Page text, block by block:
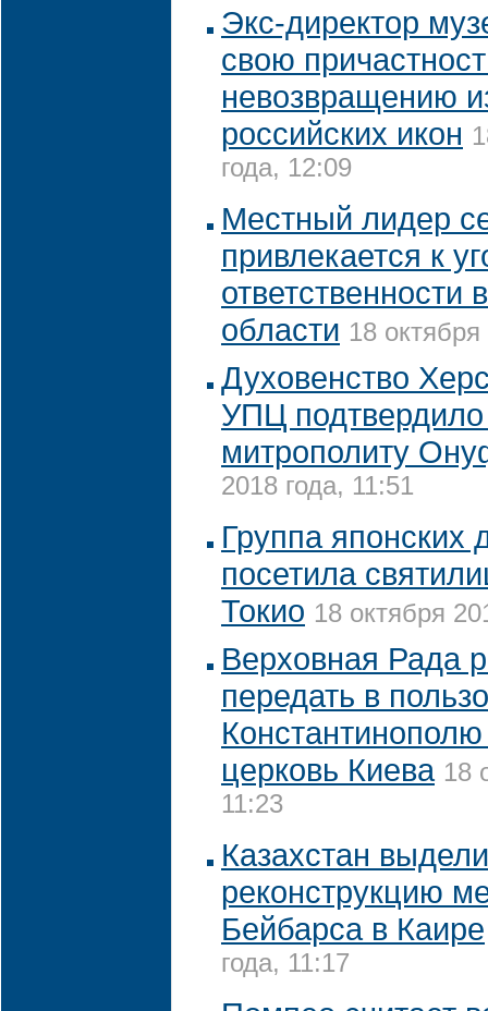
Экс-директор
свою
невозвращению
российских икон
года, 12:09
Местный лидер
привлекается к
ответственности
области 18
Духовенство
УПЦ
митрополиту
2018 года, 11:51
Группа японских
посетила
Токио 18 октября
Верховная Рада
передать в
церковь Киева 18
11:23
Казахстан
реконструкцию
Бейбарса в Каире
года, 11:17